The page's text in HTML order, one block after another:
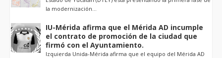
la modernización...
IU-Mérida afirma que el Mérida AD incumple
el contrato de promoción de la ciudad que
firmó con el Ayuntamiento.
Izquierda Unida-Mérida afirma que el equipo del Mérida AD